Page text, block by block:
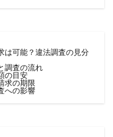
は可能？違法調査の見分
調査の流れ
の目安
求の期限
への影響